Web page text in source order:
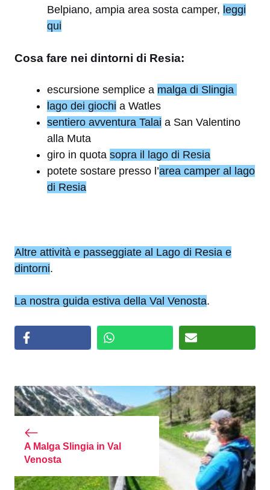
Belpiano, ampia area sosta camper, leggi
qui
Cosa fare nei dintorni di Resia:
escursione semplice a malga di Slingia
lago dei giochi a Watles
sentiero avventura Talai a San Valentino
alla Muta
giro in quota sopra il lago di Resia
potete sostare presso l’area camper al lago
di Resia
Altre attività e passeggiate al Lago di Resia e
dintorni.
La nostra guida estiva della Val Venosta.
A Malga Slingia in Val
Venosta